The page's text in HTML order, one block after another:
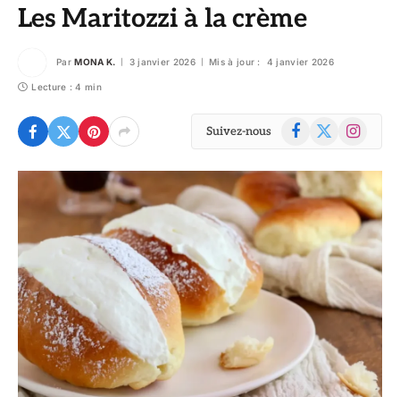
Les Maritozzi à la crème
Par MONA K. 3 janvier 2026 Mis à jour : 4 janvier 2026
Lecture : 4 min
Suivez-nous Facebook
X
Instagram